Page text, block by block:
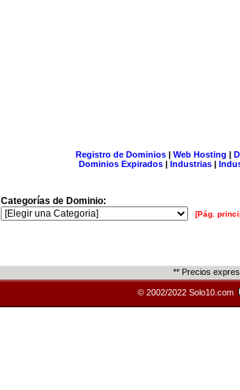
Registro de Dominios| Web Hosting |
Dominios Expirados | Industrias |
Categorías de Dominio:
[Pág.
** Precios
© 2002/2022 Solo10.com